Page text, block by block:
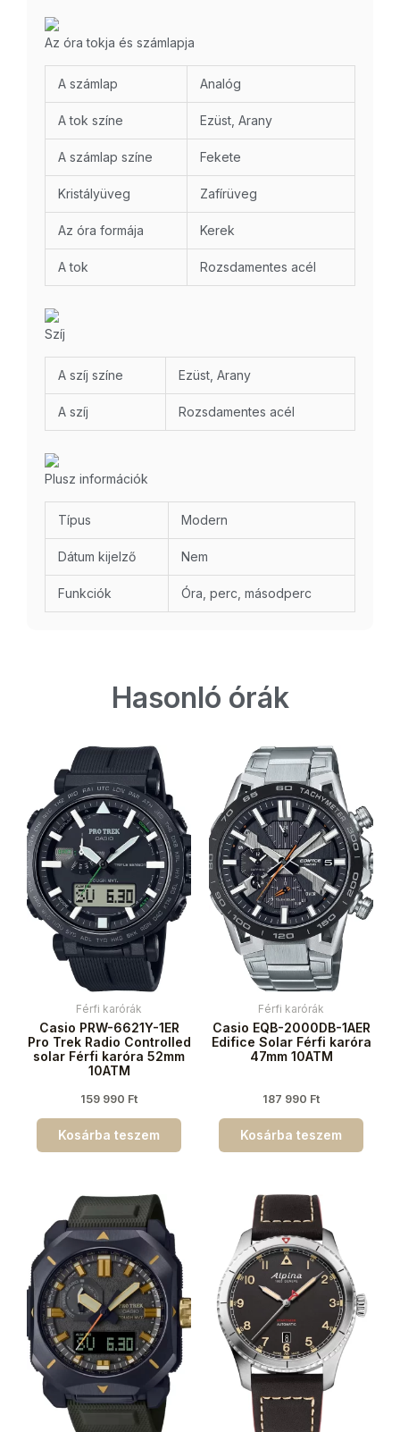
Az óra tokja és számlapja
A számlap Analóg
A tok színe Ezüst, Arany
A számlap színe Fekete
Kristályüveg Zafírüveg
Az óra formája Kerek
A tok Rozsdamentes acél
Szíj
A szíj színe Ezüst, Arany
A szíj Rozsdamentes acél
Plusz információk
Típus Modern
Dátum kijelző Nem
Funkciók Óra, perc, másodperc
Hasonló órák
Férfi karórák
Casio PRW-6621Y-1ER
Pro Trek Radio Controlled
solar Férfi karóra 52mm
10ATM
159 990 Ft
Kosárba teszem
Férfi karórák
Casio EQB-2000DB-1AER
Edifice Solar Férfi karóra
47mm 10ATM
187 990 Ft
Kosárba teszem